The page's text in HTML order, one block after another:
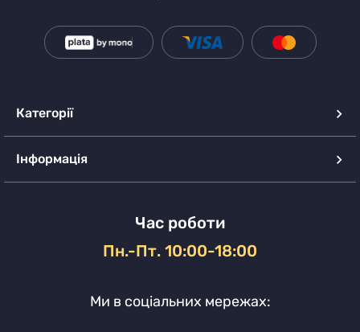
Категорії
Інформація
Час роботи
Пн.-Пт. 10:00-18:00
Ми в соціальних мережах: